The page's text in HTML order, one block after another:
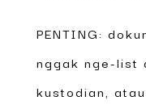
PENTING:
nggak nge-list
kustodian,